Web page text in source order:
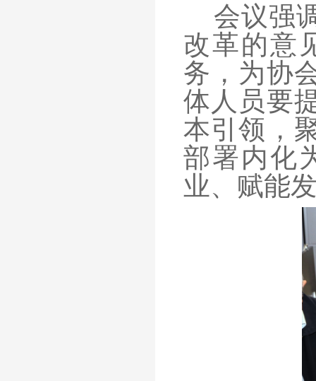
会议强
改革的意
务，为协
体人员要
本引领，
部署内化
业、赋能